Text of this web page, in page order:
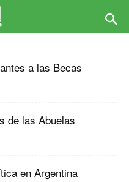
a las Becas
de las Abuelas
en Argentina